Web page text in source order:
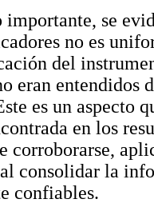
se
no es
del
eran entendidos
es un aspecto
en los
corroborarse,
consolidar la
confiables.